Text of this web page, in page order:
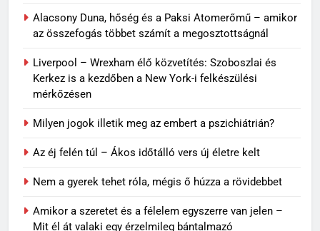
Alacsony Duna, hőség és a Paksi Atomerőmű – amikor
az összefogás többet számít a megosztottságnál
Liverpool – Wrexham élő közvetítés: Szoboszlai és
Kerkez is a kezdőben a New York-i felkészülési
mérkőzésen
Milyen jogok illetik meg az embert a pszichiátrián?
Az éj felén túl – Ákos időtálló vers új életre kelt
Nem a gyerek tehet róla, mégis ő húzza a rövidebbet
Amikor a szeretet és a félelem egyszerre van jelen –
Mit él át valaki egy érzelmileg bántalmazó
Topi Rönni a Ferencvárosban –
jégkorongcsapatánál
SPORT